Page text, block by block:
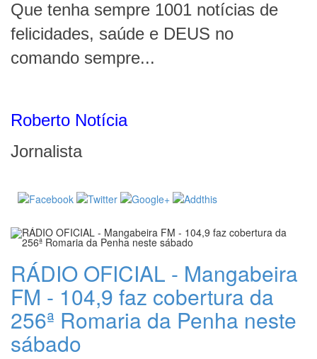
Que tenha sempre 1001 notícias de
felicidades, saúde e DEUS no
comando sempre...
Roberto Notícia
Jornalista
RÁDIO OFICIAL - Mangabeira
FM - 104,9 faz cobertura da
256ª Romaria da Penha neste
sábado